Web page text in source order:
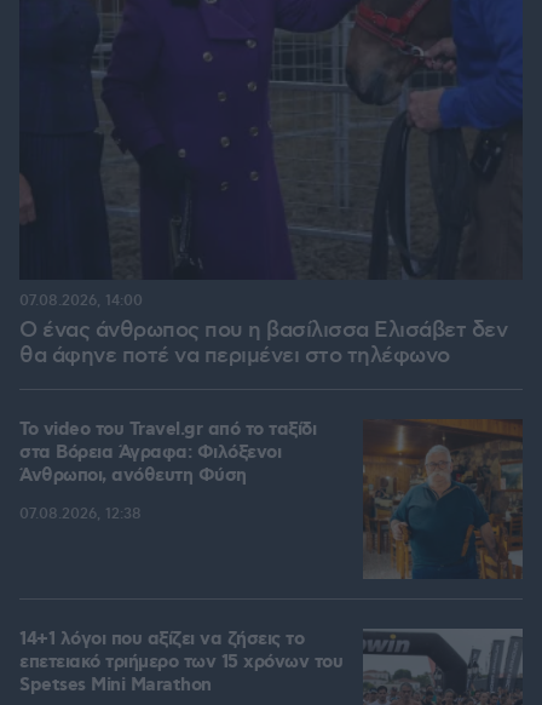
Ο ένας άνθρωπος που η βασίλισσα Ελισάβετ δεν
θα άφηνε ποτέ να περιμένει στο τηλέφωνο
07.08.2026, 14:00
To video του Travel.gr από το ταξίδι
στα Βόρεια Άγραφα: Φιλόξενοι
Άνθρωποι, ανόθευτη Φύση
07.08.2026, 12:38
14+1 λόγοι που αξίζει να ζήσεις το
επετειακό τριήμερο των 15 χρόνων του
Spetses Mini Marathon